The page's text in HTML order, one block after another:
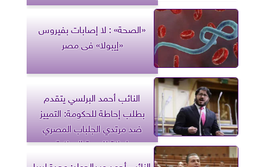
«الصحة» : لا إصابات بفيروس
«إيبولا» فى مصر
النائب أحمد البرلسي يتقدم
بطلب إحاطة للحكومة: التمييز
ضد مرتدي الجلباب المصري
إهانة للهوية الوطنية